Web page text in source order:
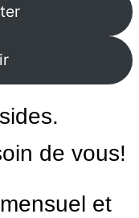
de vous!
et